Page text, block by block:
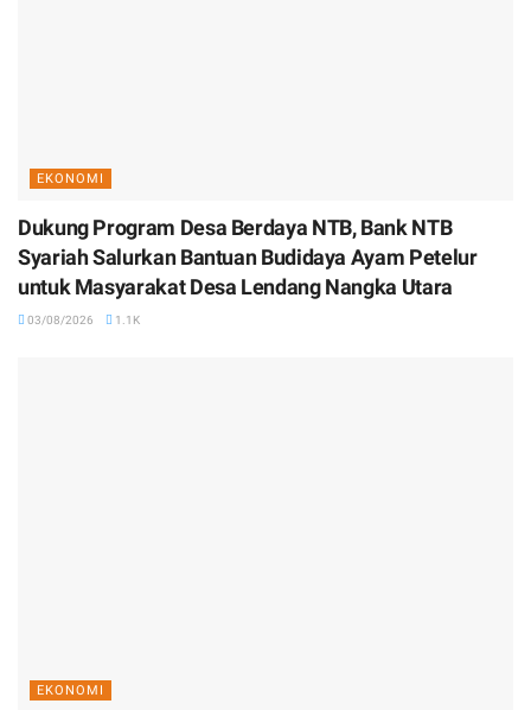
EKONOMI
Dukung Program Desa Berdaya NTB, Bank NTB
Syariah Salurkan Bantuan Budidaya Ayam Petelur
untuk Masyarakat Desa Lendang Nangka Utara
03/08/2026 1.1K
EKONOMI